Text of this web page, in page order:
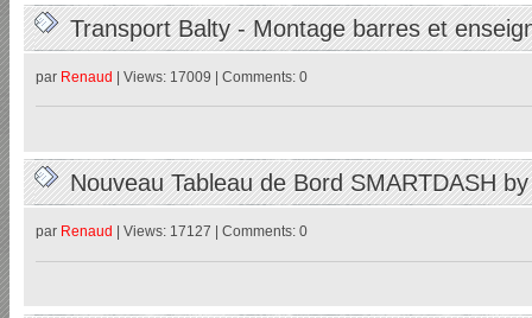
Transport Balty - Montage barres et
par Renaud | Views: 17009 | Comments: 0
Nouveau Tableau de Bord SMARTDASH
par Renaud | Views: 17127 | Comments: 0